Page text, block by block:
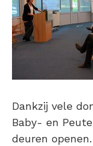
Dankzij vele
Baby- en
deuren